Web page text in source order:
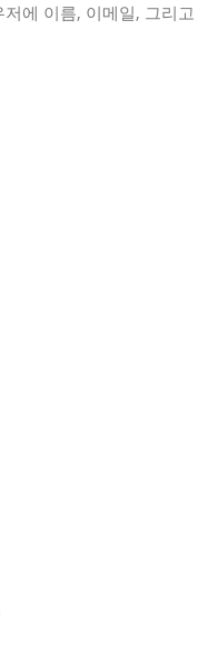
에 이름, 이메일, 그리고